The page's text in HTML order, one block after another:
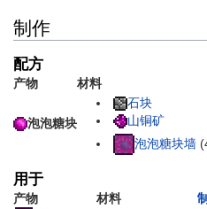
制作
配方
产物 材料
泡泡糖块
石块
山铜矿
泡泡糖块墙
用于
产物 材料